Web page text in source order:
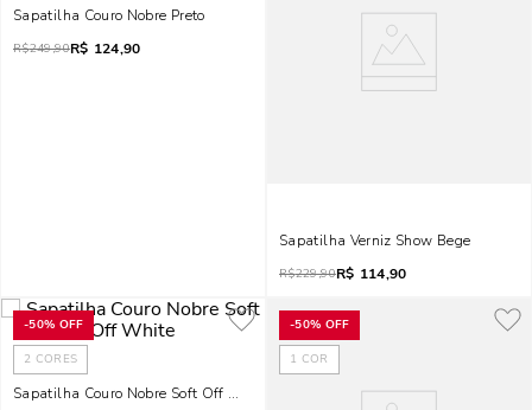
Sapatilha Couro Nobre Preto
R$249,90R$ 124,90
Sapatilha Verniz Show Bege
R$229,90R$ 114,90
-50% OFF
2 CORES
Sapatilha Couro Nobre Soft Off White
-50% OFF
1 COR